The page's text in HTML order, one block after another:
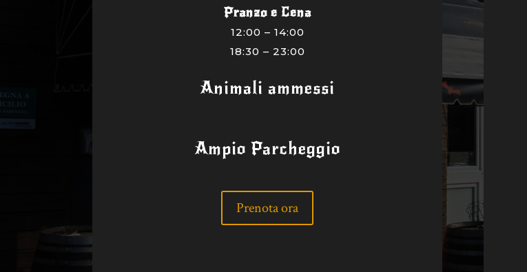
Pranzo e Cena
12:00 – 14:00
18:30 – 23:00
Animali ammessi
Ampio Parcheggio
Prenota ora